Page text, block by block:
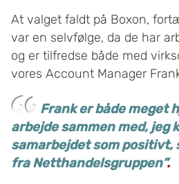
At valget faldt på Boxon,
var en selvfølge, da de har
og er tilfredse både med
vores Account Manager
Frank er både meget
arbejde sammen med, jeg
samarbejdet som positivt,
fra Netthandelsgruppen”.